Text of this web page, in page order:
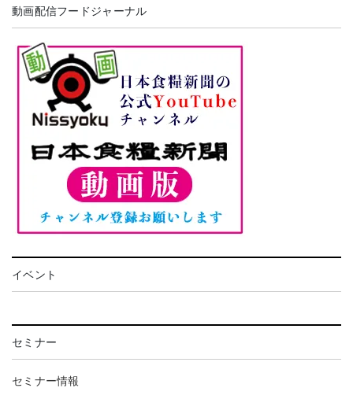
動画配信フードジャーナル
イベント
セミナー
セミナー情報